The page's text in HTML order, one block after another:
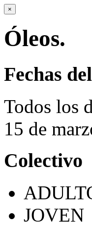
×
Óleos.
Fechas
Todos los
15 de
Colectivo
JOVEN